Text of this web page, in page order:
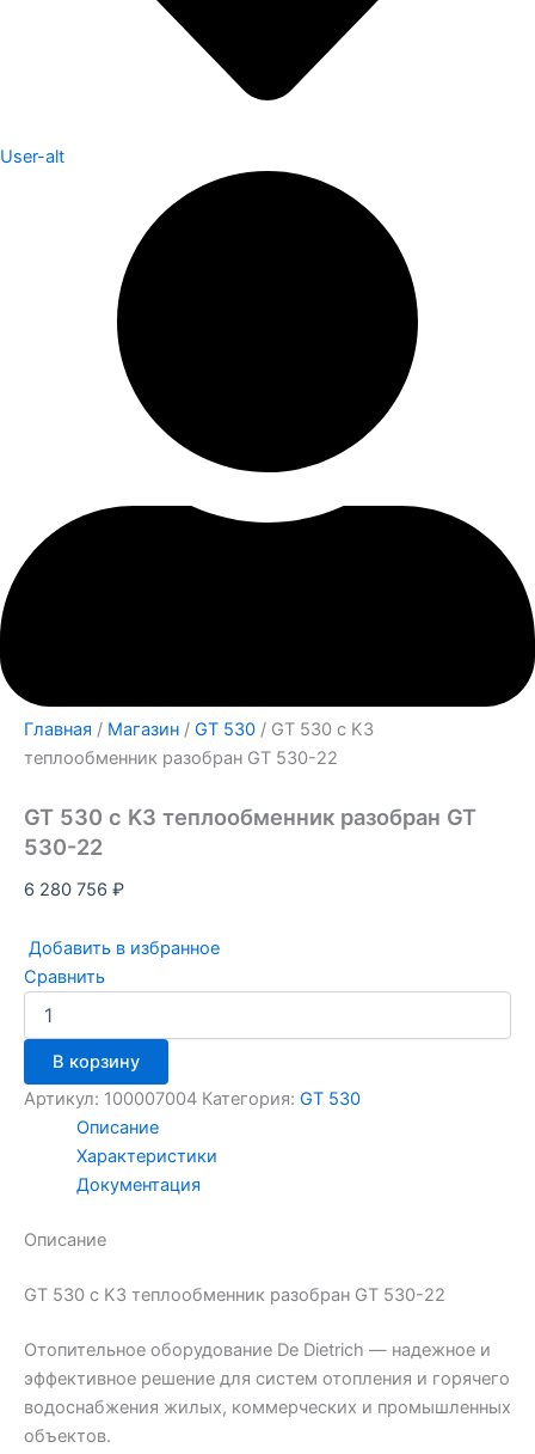
User-alt
Главная / Магазин / GT 530 / GT 530 с K3
теплообменник разобран GT 530-22
GT 530 с K3 теплообменник разобран GT
530-22
6 280 756 ₽
Добавить в избранное
Сравнить
В корзину
Артикул: 100007004 Категория: GT 530
Описание
Характеристики
Документация
Описание
GT 530 с K3 теплообменник разобран GT 530-22
Отопительное оборудование De Dietrich — надежное и
эффективное решение для систем отопления и горячего
водоснабжения жилых, коммерческих и промышленных
объектов.